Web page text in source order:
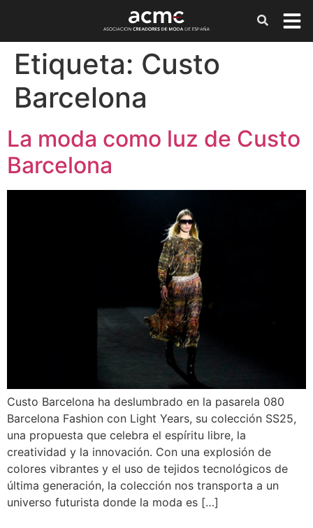
Etiqueta: Custo
Barcelona
La moda como luz de Custo
Barcelona
Custo Barcelona ha deslumbrado en la pasarela 080
Barcelona Fashion con Light Years, su colección SS25,
una propuesta que celebra el espíritu libre, la
creatividad y la innovación. Con una explosión de
colores vibrantes y el uso de tejidos tecnológicos de
última generación, la colección nos transporta a un
universo futurista donde la moda es […]